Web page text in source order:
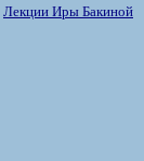
Лекции Иры Бакиной